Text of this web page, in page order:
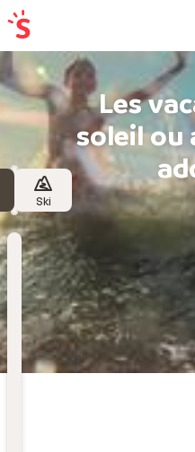
Les
soleil ou
Ski
Destination
Choisissez une
Date
départ
Date de départ